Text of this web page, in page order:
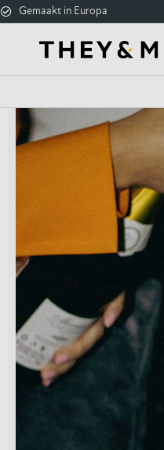
Gemaakt in Europa